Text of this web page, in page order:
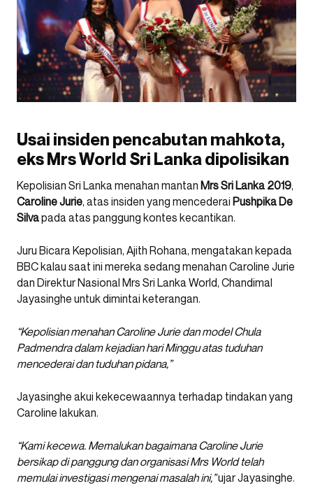
Usai insiden pencabutan mahkota,
eks Mrs World Sri Lanka dipolisikan
Kepolisian Sri Lanka menahan mantan Mrs Sri Lanka 2019,
Caroline Jurie, atas insiden yang mencederai Pushpika De
Silvapada atas panggung kontes kecantikan.
Juru Bicara Kepolisian, Ajith Rohana, mengatakan kepada
BBC kalau saat ini mereka sedang menahan Caroline Jurie
dan Direktur Nasional Mrs Sri Lanka World, Chandimal
Jayasinghe untuk dimintai keterangan.
“Kepolisian menahan Caroline Jurie dan model Chula
Padmendra dalam kejadian hari Minggu atas tuduhan
mencederai dan tuduhan pidana,”
Jayasinghe akui kekecewaannya terhadap tindakan yang
Caroline lakukan.
“Kami kecewa. Memalukan bagaimana Caroline Jurie
bersikap di panggung dan organisasi Mrs World telah
memulai investigasi mengenai masalah ini,”ujar Jayasinghe.